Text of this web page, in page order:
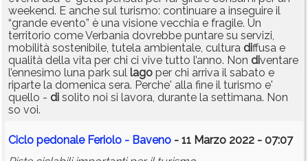
weekend. E anche sul turismo: continuare a inseguire il
“grande evento” è una visione vecchia e fragile. Un
territorio come Verbania dovrebbe puntare su servizi,
mobilità sostenibile, tutela ambientale, cultura diffusa e
qualità della vita per chi ci vive tutto l’anno. Non diventare
l’ennesimo luna park sul lago per chi arriva il sabato e
riparte la domenica sera. Perche' alla fine il turismo e'
quello - di solito noi si lavora, durante la settimana. Non
so voi.
Ciclo pedonale Feriolo - Baveno - 11 Marzo 2022 - 07:07